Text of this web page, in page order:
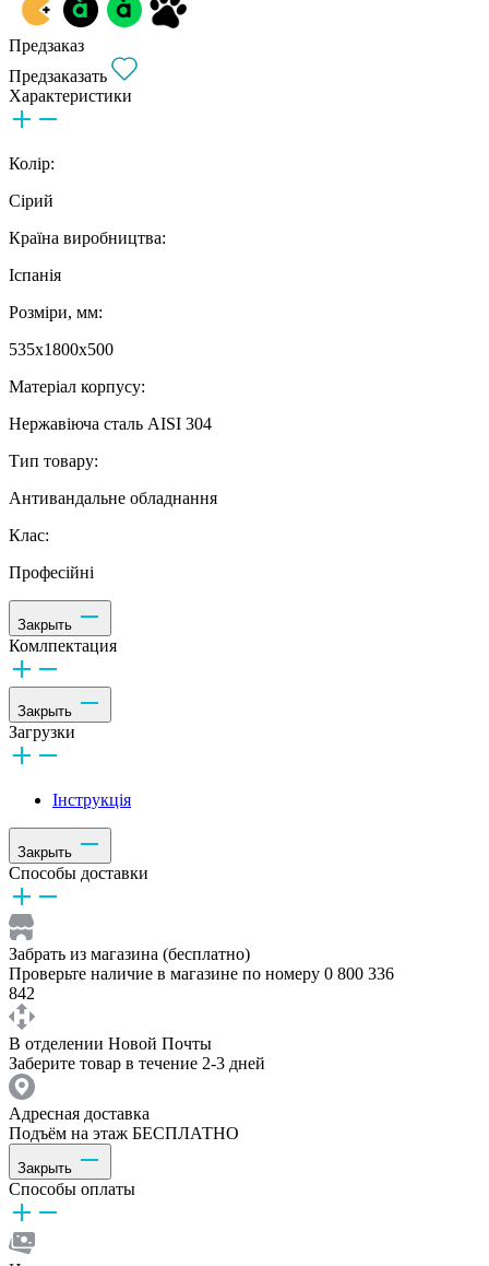
Предзаказ
Предзаказать
Характеристики
Колір:
Сірий
Країна виробництва:
Іспанія
Розміри, мм:
535х1800х500
Матеріал корпусу:
Нержавіюча сталь AISI 304
Тип товару:
Антивандальне обладнання
Клас:
Професійні
Закрыть
Комлпектация
Закрыть
Загрузки
Інструкція
Закрыть
Способы доставки
Забрать из магазина (бесплатно)
Проверьте наличие в магазине по номеру 0 800 336
842
В отделении Новой Почты
Заберите товар в течение 2-3 дней
Адресная доставка
Подъём на этаж БЕСПЛАТНО
Закрыть
Способы оплаты